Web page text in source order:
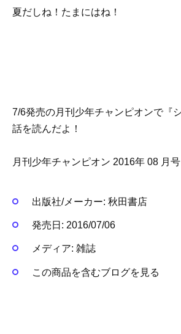
夏だしね！たまにはね！
7/6発売の月刊少年チャンピオンで『
話を読んだよ！
月刊少年チャンピオン 2016年 08 月
出版社/メーカー: 秋田書店
発売日: 2016/07/06
メディア: 雑誌
この商品を含むブログを見る